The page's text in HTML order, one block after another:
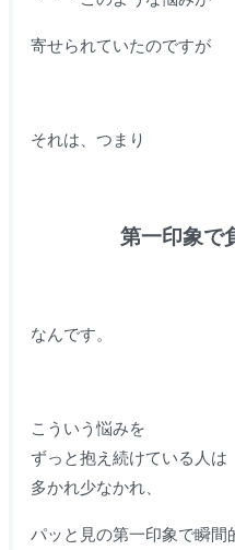
寄せられていたのですが
それは、つまり
第一印象で
なんです。
こういう悩みを
ずっと抱え続けている人は
多かれ少なかれ、
パッと見の第一印象で瞬間